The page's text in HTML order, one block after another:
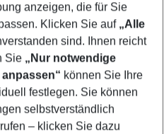
anzeigen, die für Sie
Klicken Sie auf „Alle
sind. Ihnen reicht
Sie „Nur notwendige
können Sie Ihre
festlegen. Sie können
selbstverständlich
– klicken Sie dazu